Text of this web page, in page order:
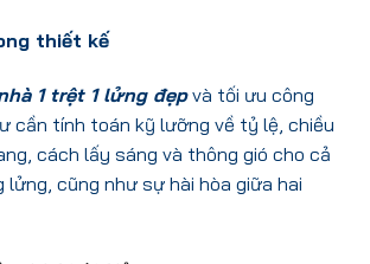
thiết kế
1 trệt 1 lửng đẹpvà tối ưu công
cần tính toán kỹ lưỡng về tỷ lệ, chiều
cách lấy sáng và thông gió cho cả
cũng như sự hài hòa giữa hai